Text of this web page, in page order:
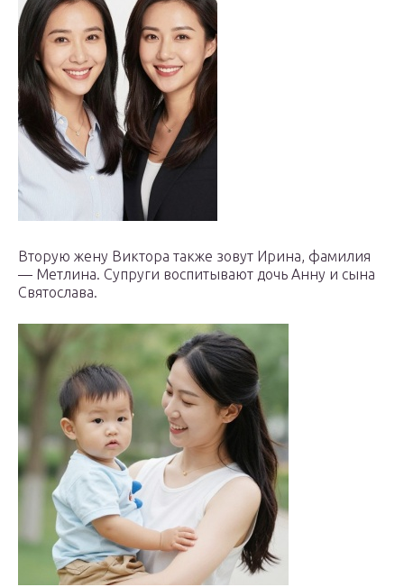
Вторую жену Виктора также зовут Ирина, фамилия
— Метлина. Супруги воспитывают дочь Анну и сына
Святослава.